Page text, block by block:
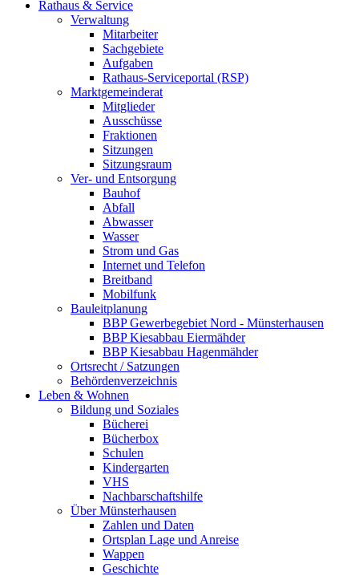
Rathaus & Service
Verwaltung
Mitarbeiter
Sachgebiete
Aufgaben
Rathaus-Serviceportal (RSP)
Marktgemeinderat
Mitglieder
Ausschüsse
Fraktionen
Sitzungen
Sitzungsraum
Ver- und Entsorgung
Bauhof
Abfall
Abwasser
Wasser
Strom und Gas
Internet und Telefon
Breitband
Mobilfunk
Bauleitplanung
BBP Gewerbegebiet Nord - Münsterhausen
BBP Kiesabbau Eiermähder
BBP Kiesabbau Hagenmähder
Ortsrecht / Satzungen
Behördenverzeichnis
Leben & Wohnen
Bildung und Soziales
Bücherei
Bücherbox
Schulen
Kindergarten
VHS
Nachbarschaftshilfe
Über Münsterhausen
Zahlen und Daten
Ortsplan Lage und Anreise
Wappen
Geschichte